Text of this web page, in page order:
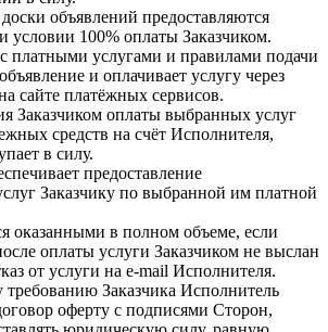
объявлений предоставляются
условии 100% оплаты Заказчиком.
платными услугами и правилами подачи
и оплачивает услугу через
сайте платёжных сервисов.
Заказчиком оплаты выбранных услуг
средств на счёт Исполнителя,
в силу.
предоставление
Заказчику по выбранной им платной
оказанными в полном объеме, если
оплаты услуги Заказчиком не выслан
от услуги на e-mail Исполнителя.
Заказчика Исполнитель
оферту с подписями Сторон,